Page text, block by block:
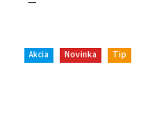
Akcia Novinka Tip